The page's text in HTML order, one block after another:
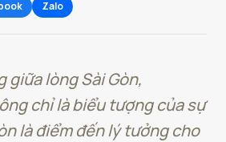
Zalo
giữa lòng Sài Gòn,
chỉ là biểu tượng của sự
là điểm đến lý tưởng cho